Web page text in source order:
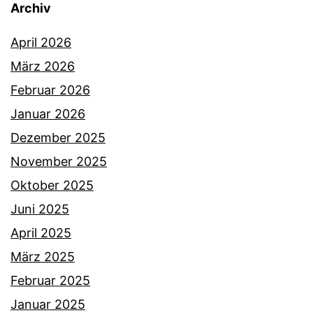
Archiv
April 2026
März 2026
Februar 2026
Januar 2026
Dezember 2025
November 2025
Oktober 2025
Juni 2025
April 2025
März 2025
Februar 2025
Januar 2025